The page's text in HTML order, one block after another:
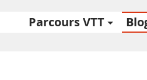
Parcours VTT